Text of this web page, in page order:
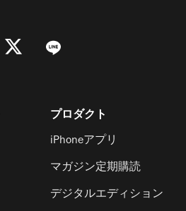
プロダクト
iPhoneアプリ
マガジン定期購読
デジタルエディション